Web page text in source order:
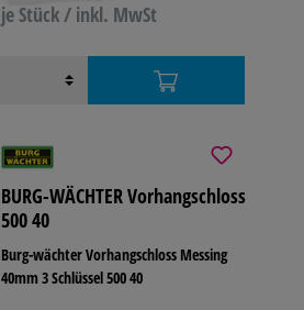
je Stück / inkl. MwSt
BURG-WÄCHTER Vorhangschloss
500 40
Burg-wächter Vorhangschloss Messing
40mm 3 Schlüssel 500 40